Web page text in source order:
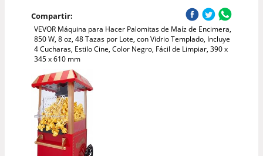
Compartir:
VEVOR Máquina para Hacer Palomitas de Maíz de Encimera,
850 W, 8 oz, 48 Tazas por Lote, con Vidrio Templado, Incluye
4 Cucharas, Estilo Cine, Color Negro, Fácil de Limpiar, 390 x
345 x 610 mm